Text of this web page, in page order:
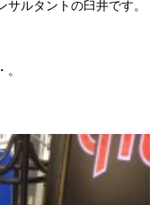
ルタントの臼井です。